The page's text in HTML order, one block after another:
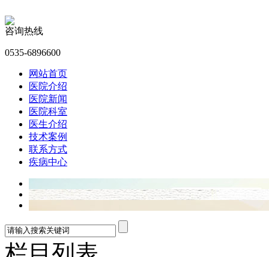
咨询热线
0535-6896600
网站首页
医院介绍
医院新闻
医院科室
医生介绍
技术案例
联系方式
疾病中心